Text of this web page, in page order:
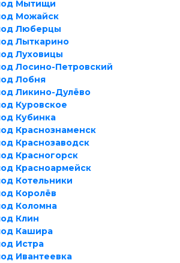
Мытищи
Можайск
Люберцы
Лыткарино
Луховицы
Лосино-Петровский
Лобня
Ликино-Дулёво
Куровское
Кубинка
Краснознаменск
Краснозаводск
Красногорск
Красноармейск
Котельники
Королёв
Коломна
Клин
Кашира
Истра
Ивантеевка